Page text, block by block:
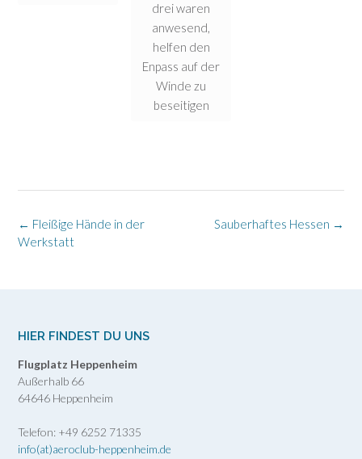
drei waren
anwesend,
helfen den
Enpass auf der
Winde zu
beseitigen
Post
navigation
Sauberhaftes Hessen →
← Fleißige Hände in der
Werkstatt
HIER FINDEST DU UNS
Flugplatz Heppenheim
Außerhalb 66
64646 Heppenheim
Telefon: +49 6252 71335
info(at)aeroclub-heppenheim.de